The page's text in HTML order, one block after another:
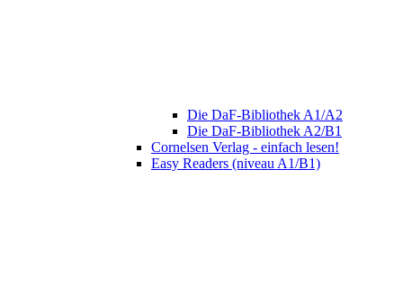
Die DaF-Bibliothek A1/A2
Die DaF-Bibliothek A2/B1
Cornelsen Verlag - einfach lesen!
Easy Readers (niveau A1/B1)